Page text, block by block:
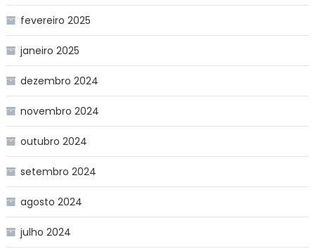
fevereiro 2025
janeiro 2025
dezembro 2024
novembro 2024
outubro 2024
setembro 2024
agosto 2024
julho 2024